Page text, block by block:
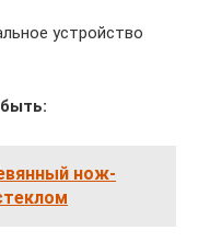
устройство
нож-